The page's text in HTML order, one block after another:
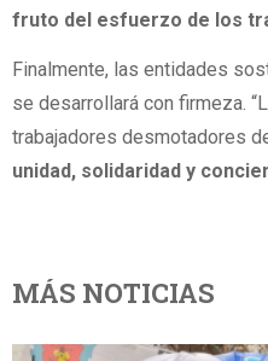
fruto del esfuerzo de los
Finalmente, las entidades
se desarrollará con firmeza.
trabajadores desmotadores
unidad, solidaridad y
MÁS NOTICIAS